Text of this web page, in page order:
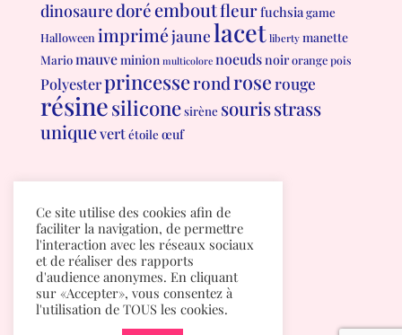
dinosauredoré emboutfleurfuchsiagame
Halloween impriméjaunelacet liberty manette
Mariomauveminion multicolore noeudsnoirorange pois
Polyesterprincesserondroserouge
résinesiliconesirène sourisstrass
uniquevertétoile œuf
Politique de confidentialité
Ce site utilise des cookies afin de
faciliter la navigation, de permettre
l'interaction avec les réseaux sociaux
et de réaliser des rapports
d'audience anonymes. En cliquant
sur «Accepter», vous consentez à
l'utilisation de TOUS les cookies.